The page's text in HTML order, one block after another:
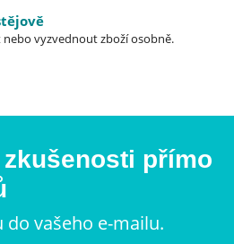
vyzvednout zboží osobně.
přímo
do vašeho e-mailu.